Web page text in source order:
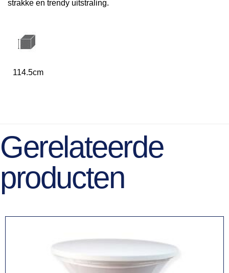
strakke en trendy uitstraling.
114.5cm
Gerelateerde
producten